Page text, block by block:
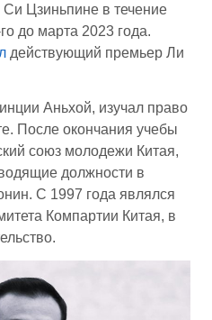
Си Цзиньпине в течение
до марта 2023 года.
действующий премьер Ли
Аньхой, изучал право
После окончания учебы
союз молодежи Китая,
должности в
С 1997 года являлся
Компартии Китая, в